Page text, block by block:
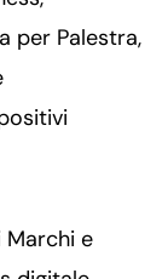
per Palestra,
Marchi e